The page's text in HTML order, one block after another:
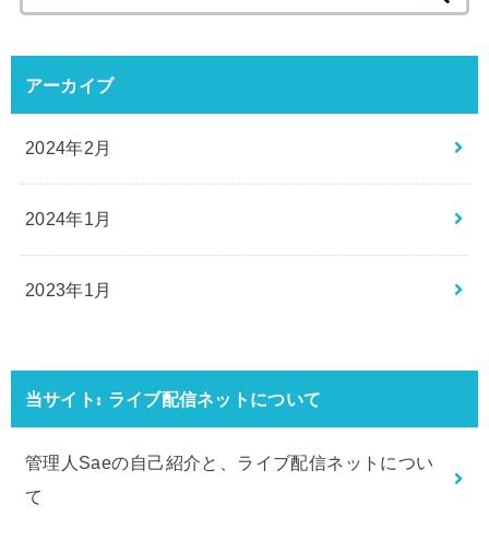
索:
アーカイブ
2024年2月
2024年1月
2023年1月
当サイト: ライブ配信ネットについて
管理人Saeの自己紹介と、ライブ配信ネットについ
て